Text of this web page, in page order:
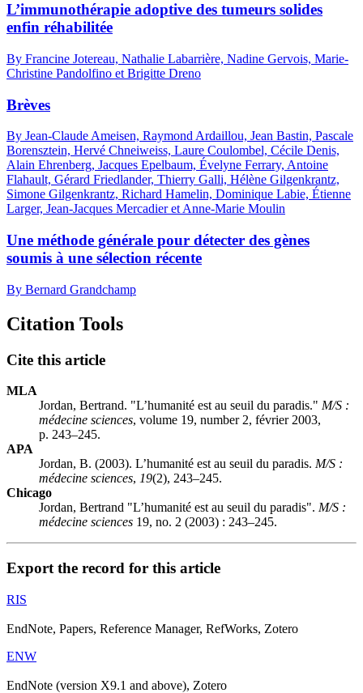
L’immunothérapie adoptive des tumeurs solides
enfin réhabilitée
By Francine Jotereau, Nathalie Labarrière, Nadine Gervois, Marie-
Christine Pandolfino et Brigitte Dreno
Brèves
By Jean-Claude Ameisen, Raymond Ardaillou, Jean Bastin, Pascale
Borensztein, Hervé Chneiweiss, Laure Coulombel, Cécile Denis,
Alain Ehrenberg, Jacques Epelbaum, Évelyne Ferrary, Antoine
Flahault, Gérard Friedlander, Thierry Galli, Hélène Gilgenkrantz,
Simone Gilgenkrantz, Richard Hamelin, Dominique Labie, Étienne
Larger, Jean-Jacques Mercadier et Anne-Marie Moulin
Une méthode générale pour détecter des gènes
soumis à une sélection récente
By Bernard Grandchamp
Citation Tools
Cite this article
MLA
Jordan, Bertrand. "L’humanité est au seuil du paradis." M/S :
médecine sciences, volume 19, number 2, février 2003,
p. 243–245.
APA
Jordan, B. (2003). L’humanité est au seuil du paradis. M/S :
médecine sciences, 19(2), 243–245.
Chicago
Jordan, Bertrand "L’humanité est au seuil du paradis". M/S :
médecine sciences 19, no. 2 (2003) : 243–245.
Export the record for this article
RIS
EndNote, Papers, Reference Manager, RefWorks, Zotero
ENW
EndNote (version X9.1 and above), Zotero